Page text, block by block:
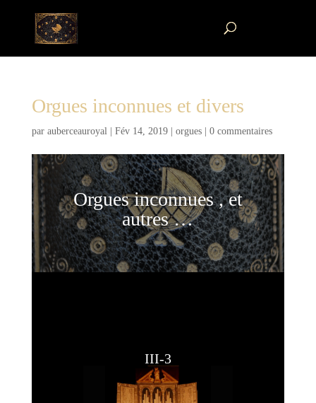
Orgues inconnues et divers
par auberceauroyal| Fév 14, 2019| orgues| 0 commentaires
Orgues inconnues , et
autres …
III-3